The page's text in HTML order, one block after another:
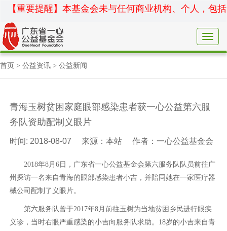
【重要提醒】本基金会未与任何商业机构、个人，包
Toggle
首页 > 公益资讯 > 公益新闻
青海玉树贫困家庭眼部感染患者获一心公益第六服
务队资助配制义眼片
时间: 2018-08-07 来源：本站 作者：一心公益基金会
2018年8月6日，广东省一心公益基金会第六服务队队员前往广
州探访一名来自青海的眼部感染患者小吉，并陪同她在一家医疗器
械公司配制了义眼片。
第六服务队曾于2017年8月前往玉树为当地贫困乡民进行眼疾
义诊，当时右眼严重感染的小吉向服务队求助。18岁的小吉来自青